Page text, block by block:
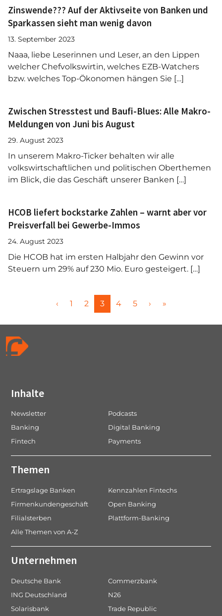
Zinswende??? Auf der Aktivseite von Banken und
Sparkassen sieht man wenig davon
13. September 2023
Naaa, liebe Leserinnen und Leser, an den Lippen
welcher Chefvolkswirtin, welches EZB-Watchers
bzw. welches Top-Ökonomen hängen Sie […]
Zwischen Stresstest und Baufi-Blues: Alle Makro-
Meldungen von Juni bis August
29. August 2023
In unserem Makro-Ticker behalten wir alle
volkswirtschaftlichen und politischen Oberthemen
im Blick, die das Geschäft unserer Banken […]
HCOB liefert bockstarke Zahlen – warnt aber vor
Preisverfall bei Gewerbe-Immos
24. August 2023
Die HCOB hat im ersten Halbjahr den Gewinn vor
Steuern um 29% auf 230 Mio. Euro gesteigert. […]
g
e
n
g
o
n
‹
P
g
1
P
g
2
C
u
r
3
P
g
4
P
g
5 › »
Inhalte
Newsletter
Podcasts
Banking
Digital Banking
Fintech
Payments
Themen
Ertragslage Banken
Kennzahlen Fintechs
Firmenkundengeschäft
Open Banking
Filialsterben
Plattform-Banking
Alle Themen von A-Z
Unternehmen
Deutsche Bank
Commerzbank
ING Deutschland
N26
Solarisbank
Trade Republic